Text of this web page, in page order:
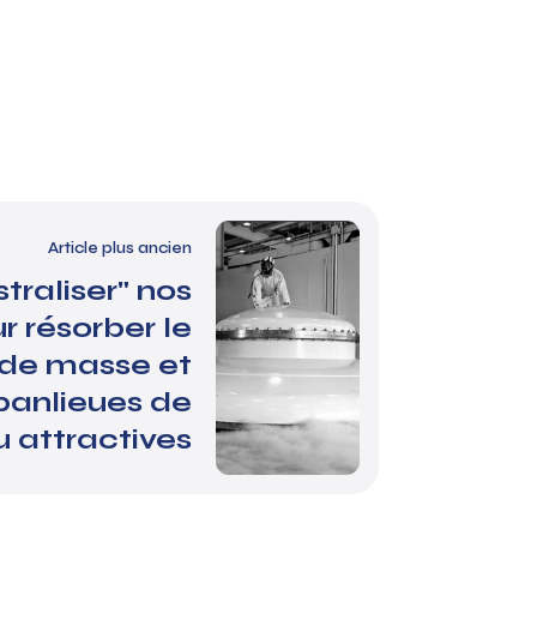
Article plus ancien
nos
résorber le
masse et
de
attractives